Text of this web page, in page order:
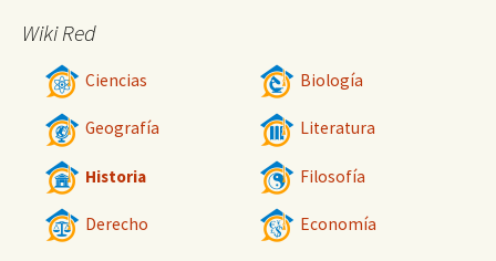
Wiki Red
Ciencias Biología
Geografía Literatura
Historia Filosofía
Derecho Economía